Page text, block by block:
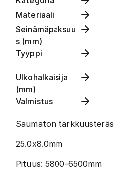
Materiaali
Seinämäpaksuu
s (mm)
Tyyppi
Ulkohalkaisija
(mm)
Valmistus
Saumaton
25.0x8.0mm
Pituus: 5800-6500mm